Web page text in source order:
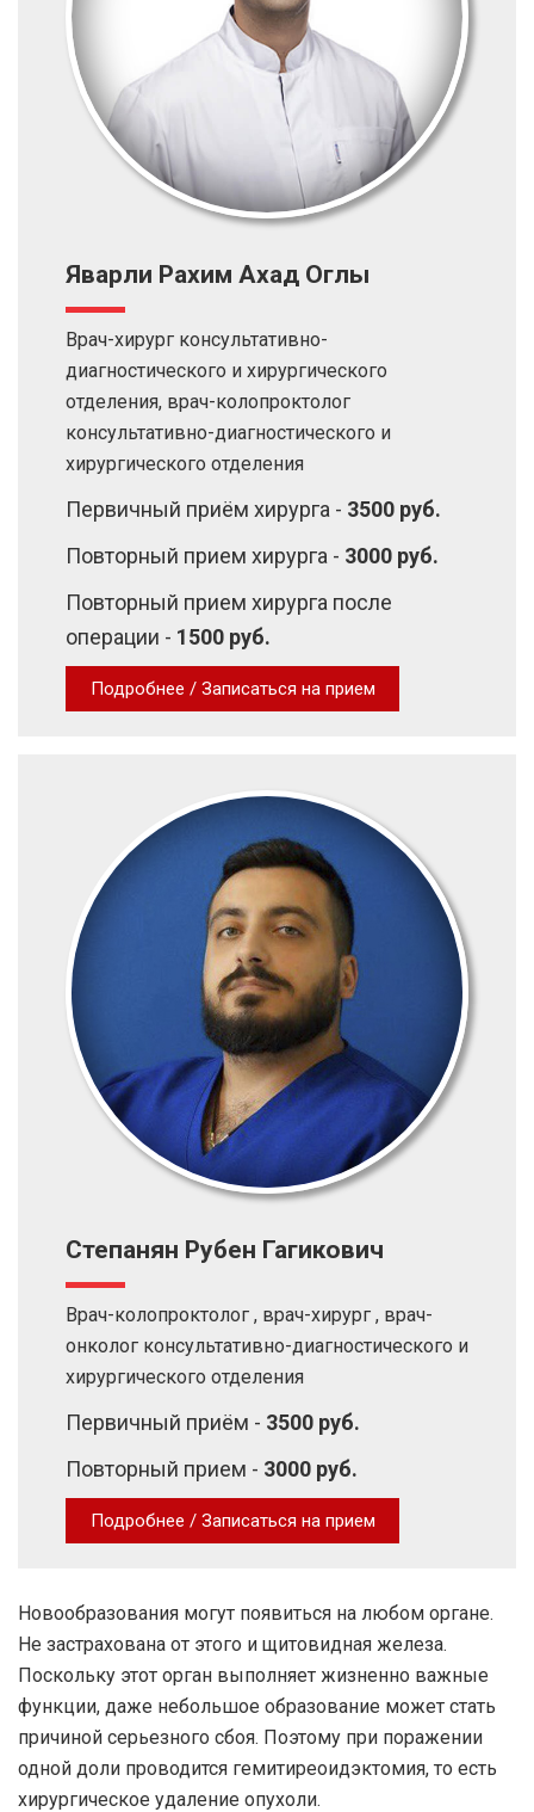
Яварли Рахим Ахад Оглы
Врач-хирург консультативно-
диагностического и хирургического
отделения, врач-колопроктолог
консультативно-диагностического и
хирургического отделения
Первичный приём хирурга - 3500 руб.
Повторный прием хирурга - 3000 руб.
Повторный прием хирурга после
операции - 1500 руб.
Подробнее / Записаться на прием
Степанян Рубен Гагикович
Врач-колопроктолог , врач-хирург , врач-
онколог консультативно-диагностического и
хирургического отделения
Первичный приём - 3500 руб.
Повторный прием - 3000 руб.
Подробнее / Записаться на прием
Новообразования могут появиться на любом органе.
Не застрахована от этого и щитовидная железа.
Поскольку этот орган выполняет жизненно важные
функции, даже небольшое образование может стать
причиной серьезного сбоя. Поэтому при поражении
одной доли проводится гемитиреоидэктомия, то есть
хирургическое удаление опухоли.